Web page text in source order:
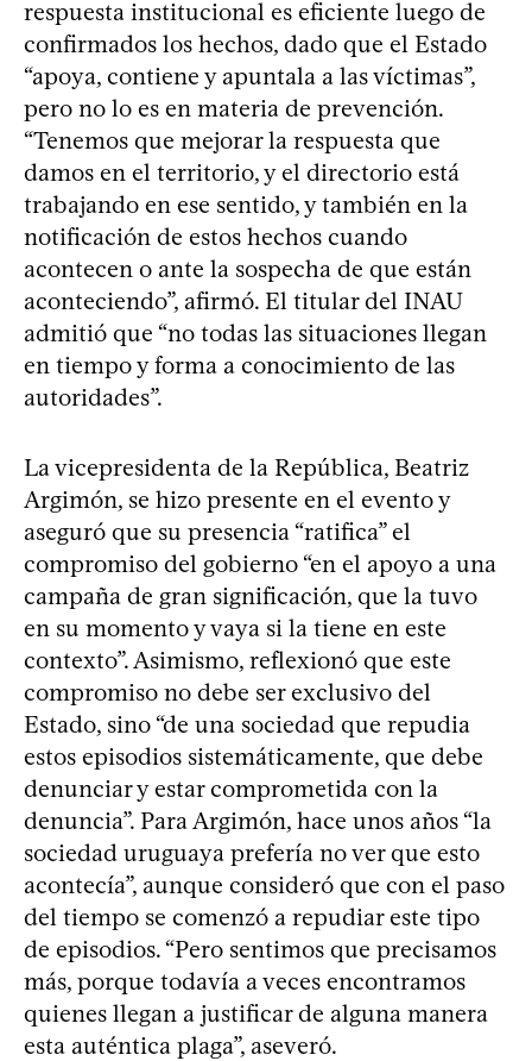
respuesta institucional es eficiente luego de
confirmados los hechos, dado que el Estado
“apoya, contiene y apuntala a las víctimas”,
pero no lo es en materia de prevención.
“Tenemos que mejorar la respuesta que
damos en el territorio, y el directorio está
trabajando en ese sentido, y también en la
notificación de estos hechos cuando
acontecen o ante la sospecha de que están
aconteciendo”, afirmó. El titular del INAU
admitió que “no todas las situaciones llegan
en tiempo y forma a conocimiento de las
autoridades”.
La vicepresidenta de la República, Beatriz
Argimón, se hizo presente en el evento y
aseguró que su presencia “ratifica” el
compromiso del gobierno “en el apoyo a una
campaña de gran significación, que la tuvo
en su momento y vaya si la tiene en este
contexto”. Asimismo, reflexionó que este
compromiso no debe ser exclusivo del
Estado, sino “de una sociedad que repudia
estos episodios sistemáticamente, que debe
denunciar y estar comprometida con la
denuncia”. Para Argimón, hace unos años “la
sociedad uruguaya prefería no ver que esto
acontecía”, aunque consideró que con el paso
del tiempo se comenzó a repudiar este tipo
de episodios. “Pero sentimos que precisamos
más, porque todavía a veces encontramos
quienes llegan a justificar de alguna manera
esta auténtica plaga”, aseveró.